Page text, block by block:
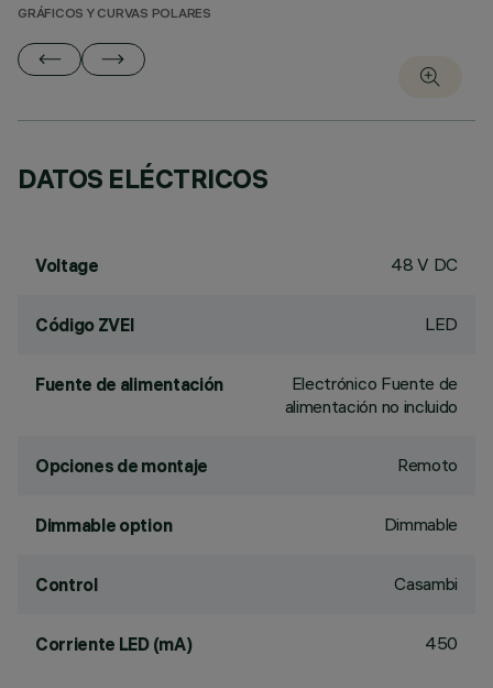
GRÁFICOS Y CURVAS POLARES
DATOS ELÉCTRICOS
Voltage 48 V DC
Código ZVEI LED
Fuente de alimentación
Electrónico Fuente de
alimentación no incluido
Opciones de montaje Remoto
Dimmable option Dimmable
Control Casambi
Corriente LED (mA) 450